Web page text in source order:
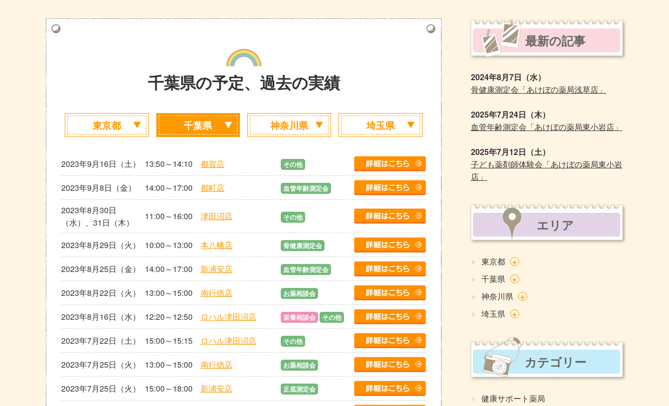
千葉県の予定、過去の実績
東京都 千葉県 神奈川県 埼玉県
2023年9月16日（土） 13:50～14:10 都賀店 その他
2023年9月8日（金） 14:00～17:00 都町店 血管年齢測定会
2023年8月30日
（水）、31日（木）
11:00～16:00 津田沼店 その他
2023年8月29日（火） 10:00～13:00 本八幡店 骨健康測定会
2023年8月25日（金） 14:00～17:00 新浦安店 血管年齢測定会
2023年8月22日（火） 13:00～15:00 南行徳店 お薬相談会
2023年8月16日（水） 12:20～12:50 ロハル津田沼店 栄養相談会 その他
2023年7月22日（土） 15:00～15:15 ロハル津田沼店 その他
2023年7月25日（火） 13:00～15:00 南行徳店 お薬相談会
2023年7月25日（火） 15:00～18:00 新浦安店 足底測定会
最新の記事
2024年8月7日（水）
骨健康測定会「あけぼの薬局浅草店」
2025年7月24日（木）
血管年齢測定会「あけぼの薬局東小岩店」
2025年7月12日（土）
子ども薬剤師体験会「あけぼの薬局東小岩
店」
エリア
東京都
+
千葉県
+
神奈川県
+
埼玉県
+
カテゴリー
健康サポート薬局